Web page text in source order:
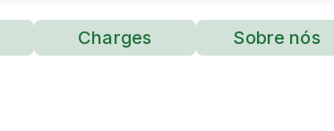
Charges Sobre nós